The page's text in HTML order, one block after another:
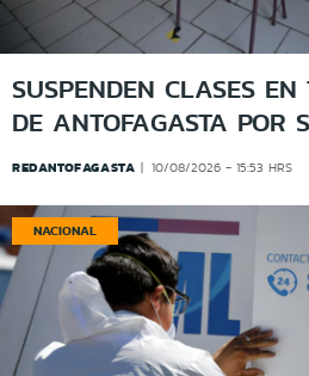
NACIONAL
SUSPENDEN CLASES
DE ANTOFAGASTA POR
REDANTOFAGASTA 10/08/2026 - 15:53 HRS